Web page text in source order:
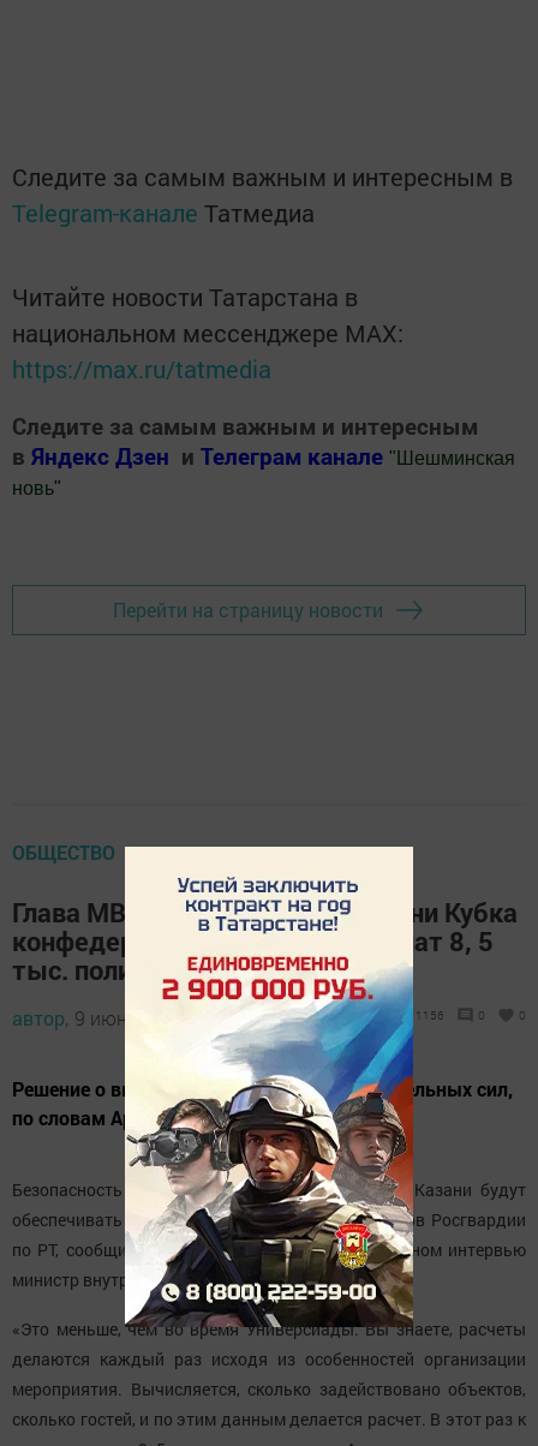
Следите за самым важным и интересным в
Telegram-канале Татмедиа
Читайте новости Татарстана в
национальном мессенджере MАХ:
https://max.ru/tatmedia
Следите за самым важным и интересным
в Яндекс Дзен и Телеграм канале " Шешминская
новь"
Перейти на страницу новости
ОБЩЕСТВО
Глава МВД РТ: Безопасность в дни Кубка
конфедераций в Казани обеспечат 8, 5
тыс. полицейских
автор, 9 июня 2017 - 06:11 1156 0 0
Решение о выделении МВД по РТ дополнительных сил,
по словам Артема Хохорина, федеральное.
Безопасность во время Кубка конфедераций в Казани будут
обеспечивать 8, 5 тыс. полицейских и сотрудников Росгвардии
по РТ, сообщил ИА «Татар-информ» в эксклюзивном интервью
министр внутренних дел по РТ Артем Хохорин.
«Это меньше, чем во время Универсиады. Вы знаете, расчеты
делаются каждый раз исходя из особенностей организации
мероприятия. Вычисляется, сколько задействовано объектов,
сколько гостей, и по этим данным делается расчет. В этот раз к